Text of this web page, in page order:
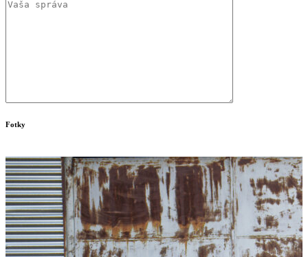
Fotky